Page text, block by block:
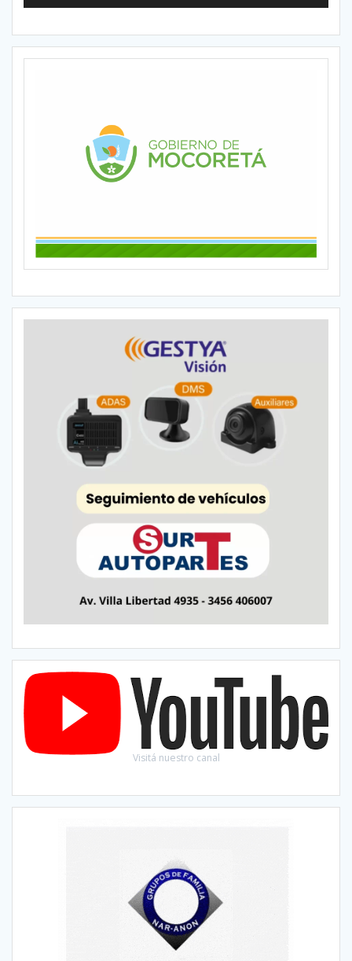
Visitá nuestro canal